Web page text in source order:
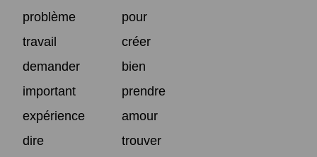
problème
pour
travail
créer
demander
bien
important
prendre
expérience
amour
dire
trouver